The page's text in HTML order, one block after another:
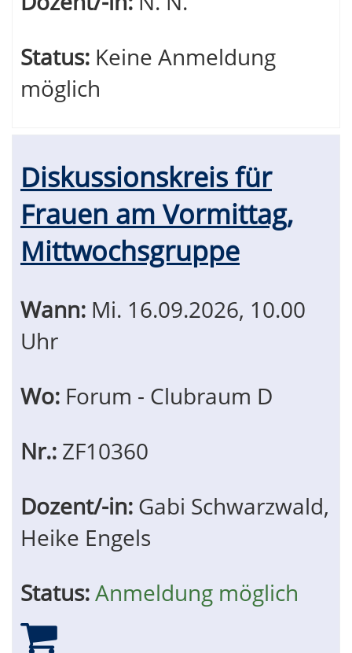
Status: Keine Anmeldung
möglich
Diskussionskreis für
Frauen am Vormittag,
Mittwochsgruppe
Wann: Mi. 16.09.2026, 10.00
Uhr
Wo: Forum - Clubraum D
Nr.: ZF10360
Dozent/-in: Gabi Schwarzwald,
Heike Engels
Status:Anmeldung möglich